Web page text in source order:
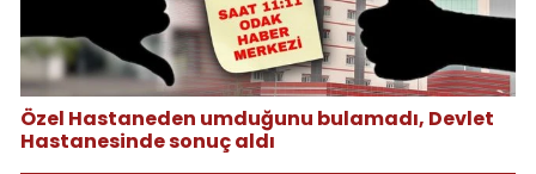
Özel Hastaneden umduğunu bulamadı, Devlet
Hastanesinde sonuç aldı